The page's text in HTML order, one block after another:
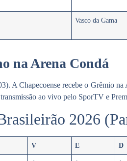
Vasco da Gama
na Arena Condá
AChapecoense recebe o Grêmiona
ao vivo pelo SporTV e
2026
V E D